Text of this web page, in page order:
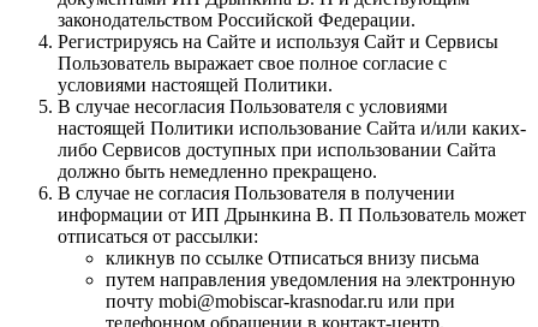
законодательством Российской Федерации.
Регистрируясь на Сайте и используя Сайт и Сервисы
Пользователь выражает свое полное согласие с
условиями настоящей Политики.
В случае несогласия Пользователя с условиями
настоящей Политики использование Сайта и/или каких-
либо Сервисов доступных при использовании Сайта
должно быть немедленно прекращено.
В случае не согласия Пользователя в получении
информации от ИП Дрынкина В. П Пользователь может
отписаться от рассылки:
кликнув по ссылке Отписаться внизу письма
путем направления уведомления на электронную
почту mobi@mobiscar-krasnodar.ru или при
телефонном обращении в контакт-центр.